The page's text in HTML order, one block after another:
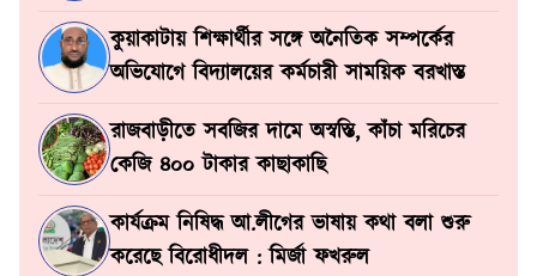
কুয়াকাটায় শিক্ষার্থীর সঙ্গে অনৈতিক সম্পর্কের
অভিযোগে বিদ্যালয়ের কর্মচারী সাময়িক বরখাস্ত
রাজবাড়ীতে সবজির দামে অস্বস্তি, কাঁচা মরিচের
কেজি ৪০০ টাকার কাছাকাছি
কার্যক্রম নিষিদ্ধ আ.লীগের ভাষায় কথা বলা শুরু
করেছে বিরোধীদল : মির্জা ফখরুল